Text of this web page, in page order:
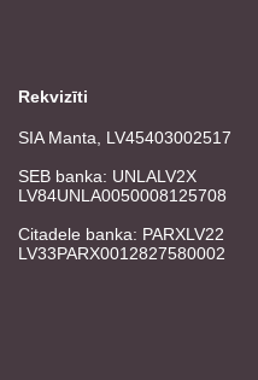
Rekvizīti
SIA Manta, LV45403002517
SEB banka: UNLALV2X
LV84UNLA0050008125708
Citadele banka: PARXLV22
LV33PARX0012827580002